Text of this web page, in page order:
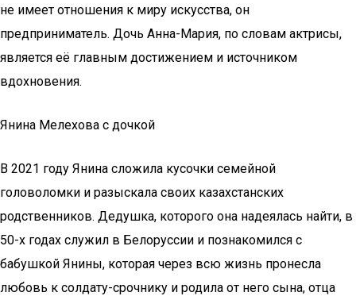
не имеет отношения к миру искусства, он
предприниматель. Дочь Анна-Мария, по словам актрисы,
является её главным достижением и источником
вдохновения.
Янина Мелехова с дочкой
В 2021 году Янина сложила кусочки семейной
головоломки и разыскала своих казахстанских
родственников. Дедушка, которого она надеялась найти, в
50-х годах служил в Белоруссии и познакомился с
бабушкой Янины, которая через всю жизнь пронесла
любовь к солдату-срочнику и родила от него сына, отца